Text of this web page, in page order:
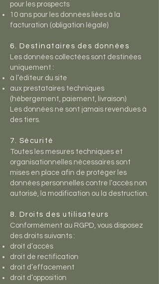
pour les prospects
10 ans pour les données liées à la
facturation (obligation légale)
6. Destinataires des données
Les données collectées sont destinées
uniquement :
à l’éditeur du site
aux prestataires techniques
(hébergement, paiement, livraison)
Les données ne sont jamais revendues à
des tiers.
7. Sécurité
Toutes les mesures techniques et
organisationnelles nécessaires sont
mises en place afin de protéger les
données personnelles contre l’accès non
autorisé, la modification ou la destruction.
8. Droits des utilisateurs
Conformément au RGPD, vous disposez
des droits suivants :
droit d’accès
droit de rectification
droit d’effacement
droit d’opposition